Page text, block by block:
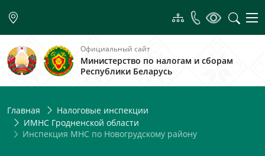
Официальный сайт
Министерство по налогам и сборам
Республики Беларусь
Главная
Налоговые инспекции
ИМНС Гродненской области
Инспекция МНС по Новогрудскому району